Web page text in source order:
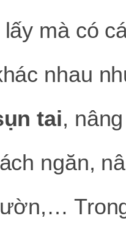
mà có
nhau
tai,
ngăn,